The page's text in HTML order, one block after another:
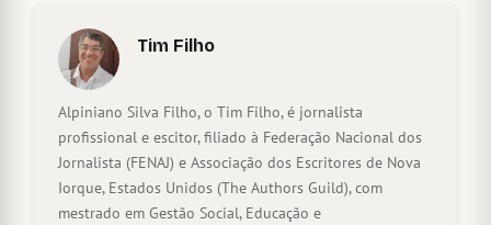
Tim Filho
Alpiniano Silva Filho, o Tim Filho, é jornalista
profissional e escitor, filiado à Federação Nacional dos
Jornalista (FENAJ) e Associação dos Escritores de Nova
Iorque, Estados Unidos (The Authors Guild), com
mestrado em Gestão Social, Educação e